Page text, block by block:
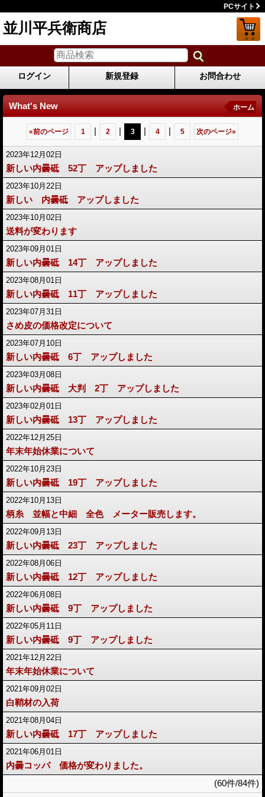
PCサイト
並川平兵衛商店
ログイン 新規登録 お問合わせ
What's New ホーム
«前のページ 1 | 2 | 3 | 4 | 5 次のページ»
2023年12月02日
新しい内曇砥 52丁 アップしました
2023年10月22日
新しい 内曇砥 アップしました
2023年10月02日
送料が変わります
2023年09月01日
新しい内曇砥 14丁 アップしました
2023年08月01日
新しい内曇砥 11丁 アップしました
2023年07月31日
さめ皮の価格改定について
2023年07月10日
新しい内曇砥 6丁 アップしました
2023年03月08日
新しい内曇砥 大判 2丁 アップしました
2023年02月01日
新しい内曇砥 13丁 アップしました
2022年12月25日
年末年始休業について
2022年10月23日
新しい内曇砥 19丁 アップしました
2022年10月13日
柄糸 並幅と中細 全色 メーター販売します。
2022年09月13日
新しい内曇砥 23丁 アップしました
2022年08月06日
新しい内曇砥 12丁 アップしました
2022年06月08日
新しい内曇砥 9丁 アップしました
2022年05月11日
新しい内曇砥 9丁 アップしました
2021年12月22日
年末年始休業について
2021年09月02日
白鞘材の入荷
2021年08月04日
新しい内曇砥 17丁 アップしました
2021年06月01日
内曇コッパ 価格が変わりました。
(60件/84件)